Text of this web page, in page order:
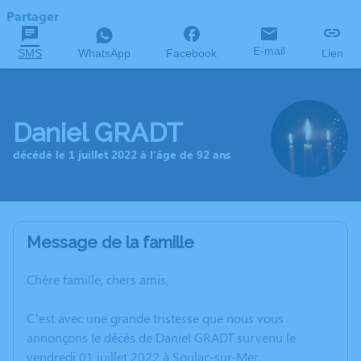
Partager
SMS WhatsApp Facebook E-mail Lien
Daniel GRADT
décédé le 1 juillet 2022 à l'âge de 92 ans
Message de la famille
Chère famille, chers amis,
C’est avec une grande tristesse que nous vous
annonçons le décès de Daniel GRADT survenu le
vendredi 01 juillet 2022 à Soulac-sur-Mer.